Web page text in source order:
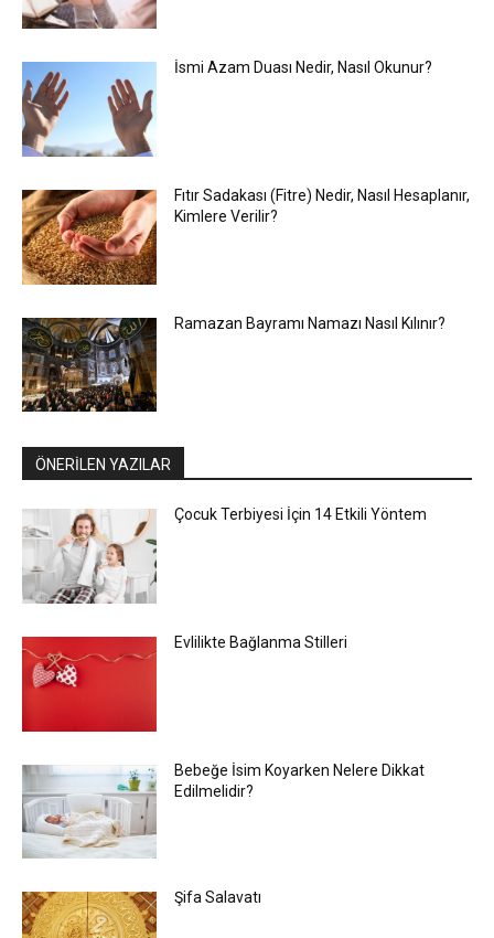
İsmi Azam Duası Nedir, Nasıl Okunur?
Fıtır Sadakası (Fitre) Nedir, Nasıl Hesaplanır,
Kimlere Verilir?
Ramazan Bayramı Namazı Nasıl Kılınır?
ÖNERİLEN YAZILAR
Çocuk Terbiyesi İçin 14 Etkili Yöntem
Evlilikte Bağlanma Stilleri
Bebeğe İsim Koyarken Nelere Dikkat
Edilmelidir?
Şifa Salavatı